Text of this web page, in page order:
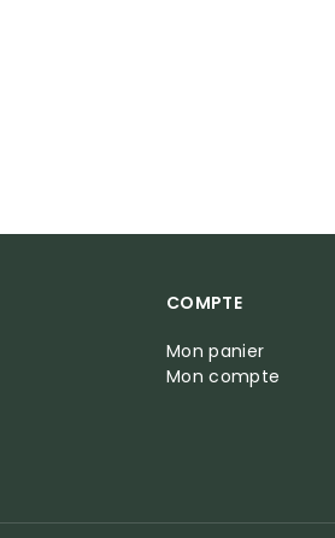
COMPTE
Mon panier
Mon compte